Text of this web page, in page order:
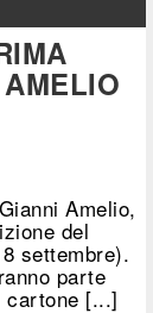
Amelio,
del
settembre).
parte
cartone [...]